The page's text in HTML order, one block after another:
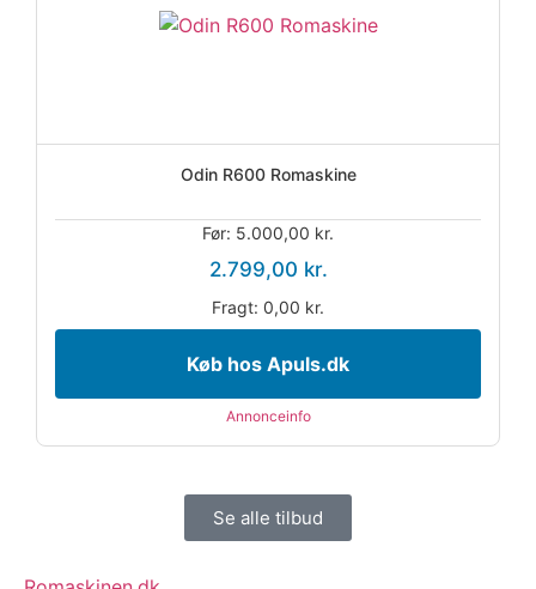
Odin R600 Romaskine
Før: 5.000,00 kr.
2.799,00 kr.
Fragt: 0,00 kr.
Køb hos Apuls.dk
Annonceinfo
Se alle tilbud